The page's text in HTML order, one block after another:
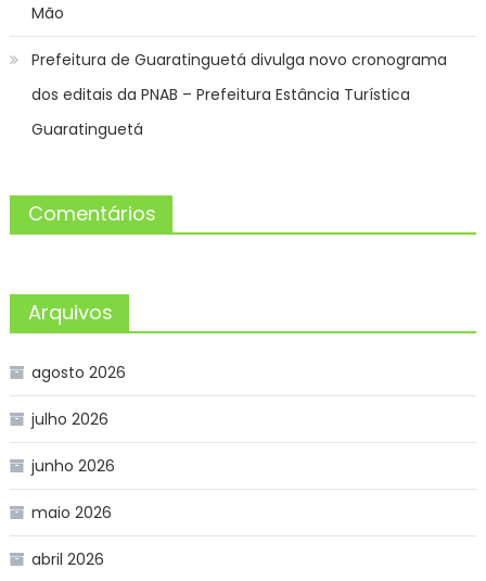
Mão
Prefeitura de Guaratinguetá divulga novo cronograma
dos editais da PNAB – Prefeitura Estância Turística
Guaratinguetá
Comentários
Arquivos
agosto 2026
julho 2026
junho 2026
maio 2026
abril 2026